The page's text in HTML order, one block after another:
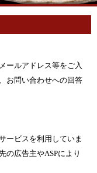
ールアドレス等をご入
お問い合わせへの回答
ービスを利用していま
の広告主やASPにより